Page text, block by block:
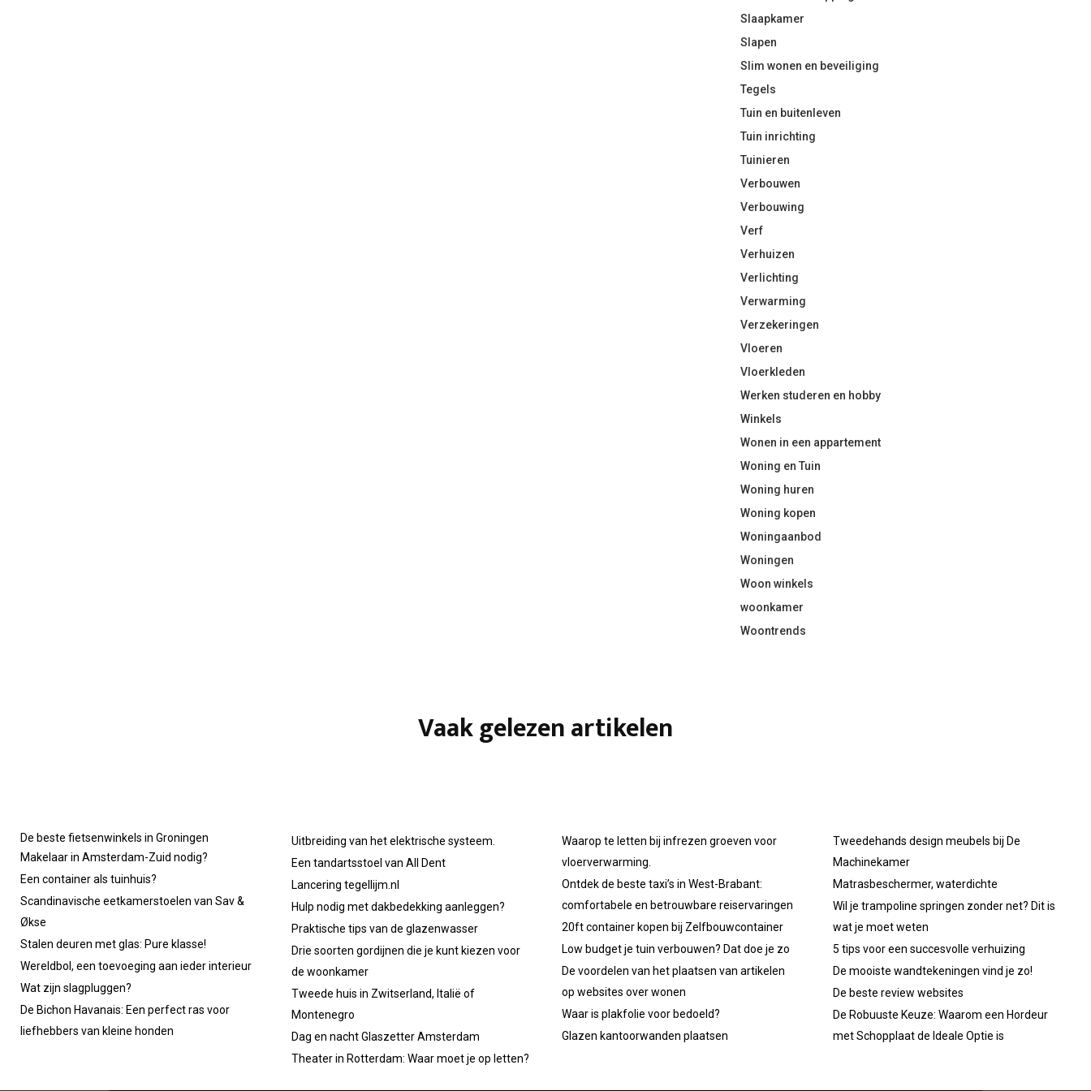
Slaapkamer
Slapen
Slim wonen en beveiliging
Tegels
Tuin en buitenleven
Tuin inrichting
Tuinieren
Verbouwen
Verbouwing
Verf
Verhuizen
Verlichting
Verwarming
Verzekeringen
Vloeren
Vloerkleden
Werken studeren en hobby
Winkels
Wonen in een appartement
Woning en Tuin
Woning huren
Woning kopen
Woningaanbod
Woningen
Woon winkels
woonkamer
Woontrends
Vaak gelezen artikelen
De beste fietsenwinkels in Groningen
Makelaar in Amsterdam-Zuid nodig?
Een container als tuinhuis?
Scandinavische eetkamerstoelen van Sav &
Økse
Stalen deuren met glas: Pure klasse!
Wereldbol, een toevoeging aan ieder interieur
Wat zijn slagpluggen?
De Bichon Havanais: Een perfect ras voor
liefhebbers van kleine honden
Uitbreiding van het elektrische systeem.
Een tandartsstoel van All Dent
Lancering tegellijm.nl
Hulp nodig met dakbedekking aanleggen?
Praktische tips van de glazenwasser
Drie soorten gordijnen die je kunt kiezen voor
de woonkamer
Tweede huis in Zwitserland, Italië of
Montenegro
Dag en nacht Glaszetter Amsterdam
Theater in Rotterdam: Waar moet je op letten?
Waarop te letten bij infrezen groeven voor
vloerverwarming.
Ontdek de beste taxi’s in West-Brabant:
comfortabele en betrouwbare reiservaringen
20ft container kopen bij Zelfbouwcontainer
Low budget je tuin verbouwen? Dat doe je zo
De voordelen van het plaatsen van artikelen
op websites over wonen
Waar is plakfolie voor bedoeld?
Glazen kantoorwanden plaatsen
Tweedehands design meubels bij De
Machinekamer
Matrasbeschermer, waterdichte
Wil je trampoline springen zonder net? Dit is
wat je moet weten
5 tips voor een succesvolle verhuizing
De mooiste wandtekeningen vind je zo!
De beste review websites
De Robuuste Keuze: Waarom een Hordeur
met Schopplaat de Ideale Optie is